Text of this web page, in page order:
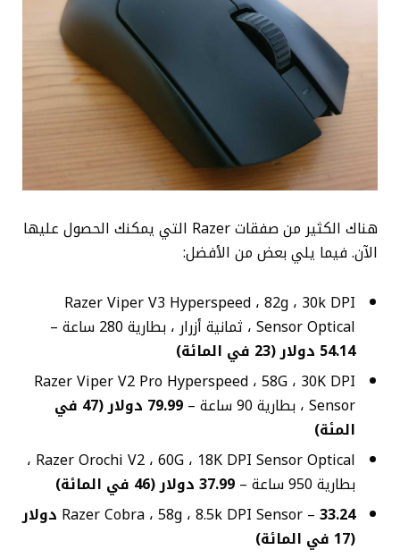
هناك الكثير من صفقات Razer التي يمكنك الحصول عليها
الآن. فيما يلي بعض من الأفضل:
Razer Viper V3 Hyperspeed ، 82g ، 30k DPI
Sensor Optical ، ثمانية أزرار ، بطارية 280 ساعة –
54.14 دولار (23 في المائة)
Razer Viper V2 Pro Hyperspeed ، 58G ، 30K DPI
Sensor ، بطارية 90 ساعة –
79.99 دولار (47 في
المئة)
Razer Orochi V2 ، 60G ، 18K DPI Sensor Optical ،
بطارية 950 ساعة –
37.99 دولار (46 في المائة)
Razer Cobra ، 58g ، 8.5k DPI Sensor – 33.24 دولار
(17 في المائة)